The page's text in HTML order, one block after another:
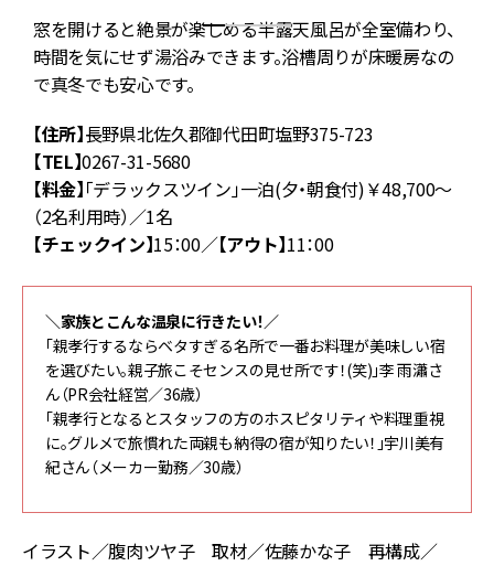
窓を開けると絶景が楽しめる半露天風呂が全室備わり、
時間を気にせず湯浴みできます。浴槽周りが床暖房なの
で真冬でも安心です。
【住所】長野県北佐久郡御代田町塩野375-723
【TEL】0267-31-5680
【料金】「デラックスツイン」一泊(夕・朝食付)￥48,700〜
（2名利用時）／1名
【チェックイン】15：00／【アウト】11：00
＼家族とこんな温泉に行きたい！／
「親孝行するならベタすぎる名所で一番お料理が美味しい宿
を選びたい。親子旅こそセンスの見せ所です！(笑)」李 雨瀟さ
ん（PR会社経営／36歳）
「親孝行となるとスタッフの方のホスピタリティや料理重視
に。グルメで旅慣れた両親も納得の宿が知りたい！」宇川美有
紀さん（メーカー勤務／30歳）
イラスト／腹肉ツヤ子 取材／佐藤かな子 再構成／